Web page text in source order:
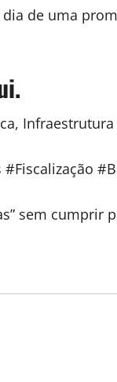
dia de uma
sem